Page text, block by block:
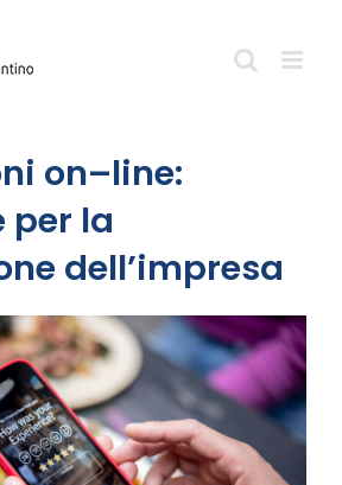
on–line:
per la
dell’impresa